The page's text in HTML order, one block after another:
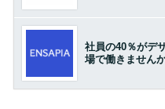
社員の40％がデ
場で働きません